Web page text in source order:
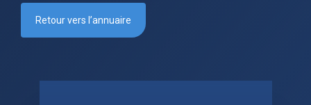
Retour vers l’annuaire